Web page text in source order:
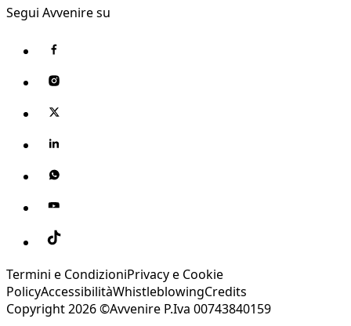
Segui Avvenire su
Termini e CondizioniPrivacy e Cookie
PolicyAccessibilitàWhistleblowingCredits
Copyright 2026 ©Avvenire P.Iva 00743840159